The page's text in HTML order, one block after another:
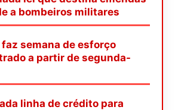
a bombeiros militares
faz semana de esforço
a partir de segunda-
linha de crédito para